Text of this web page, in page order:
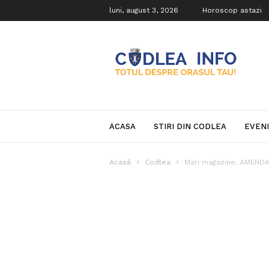
luni, august 3, 2026 Horoscop astazi
Info
ACASA STIRI DIN CODLEA
Acasă Codlea Mari magazine,